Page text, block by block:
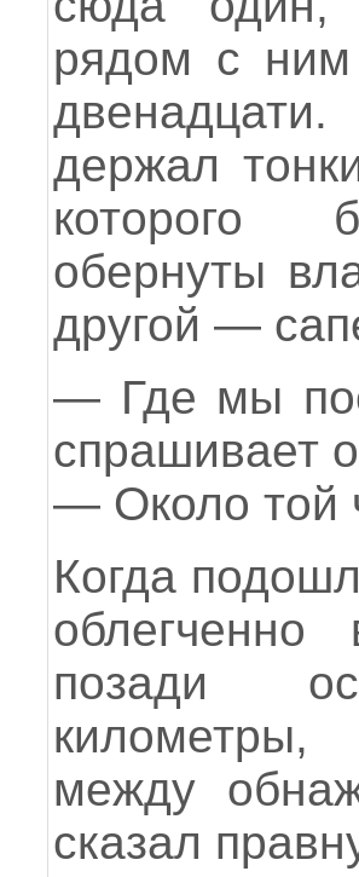
рядом с
держал
которого
обернуты
другой —
— Где мы
спрашивает
— Около
Когда
облегченно
позади
между
сказал